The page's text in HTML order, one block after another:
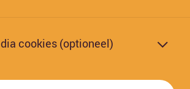
& Jongerenwerk en Sport
cookies (optioneel)